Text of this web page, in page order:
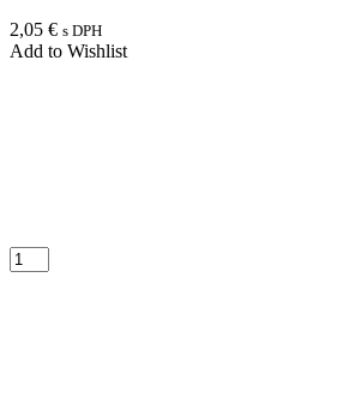
2,05 € s DPH
Add to Wishlist